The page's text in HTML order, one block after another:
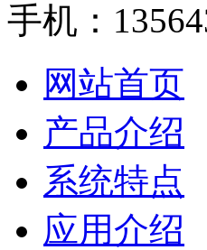
手机：
网站首页
产品介绍
系统特点
应用介绍